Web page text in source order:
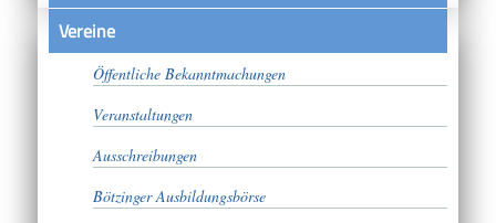
VereineSatzungen
Öffentliche Bekanntmachungen
Veranstaltungen
Ausschreibungen
Bötzinger Ausbildungsbörse